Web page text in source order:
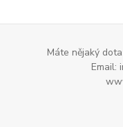
Máte nějaký
Email: